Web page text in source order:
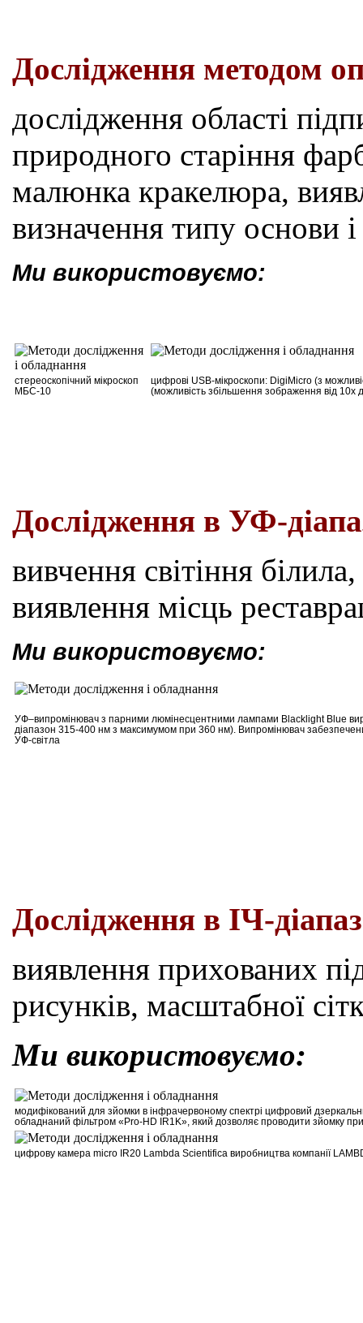
Дослідження методом
дослідження області
природного старіння
малюнка кракелюра,
визначення типу основи
Ми використовуємо:
стереоскопічний мікроскоп
МБС-10
цифрові USB-мікроскопи: DigiMicro (з
(можливість збільшення зображення від 10х
Дослідження в УФ-
вивчення світіння
виявлення місць
Ми використовуємо:
УФ–випромінювач з парними люмінесцентними лампами Blacklight Blue
діапазон 315-400 нм з максимумом при 360 нм). Випромінювач
УФ-світла
Дослідження в ІЧ-
виявлення прихованих
рисунків, масштабної
Ми використовуємо:
модифікований для зйомки в інфрачервоному спектрі цифровий
обладнаний фільтром «Pro-HD IR1K», який дозволяє проводити зйомку
цифрову камера micro IR20 Lambda Scientifica виробництва компанії